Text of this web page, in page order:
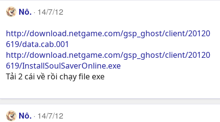
Nô. 14/7/12
http://download.netgame.com/gsp_ghost/client/20120
619/data.cab.001
http://download.netgame.com/gsp_ghost/client/20120
619/InstallSoulSaverOnline.exe
Tải 2 cái về rồi chạy file exe
Nô. 14/7/12